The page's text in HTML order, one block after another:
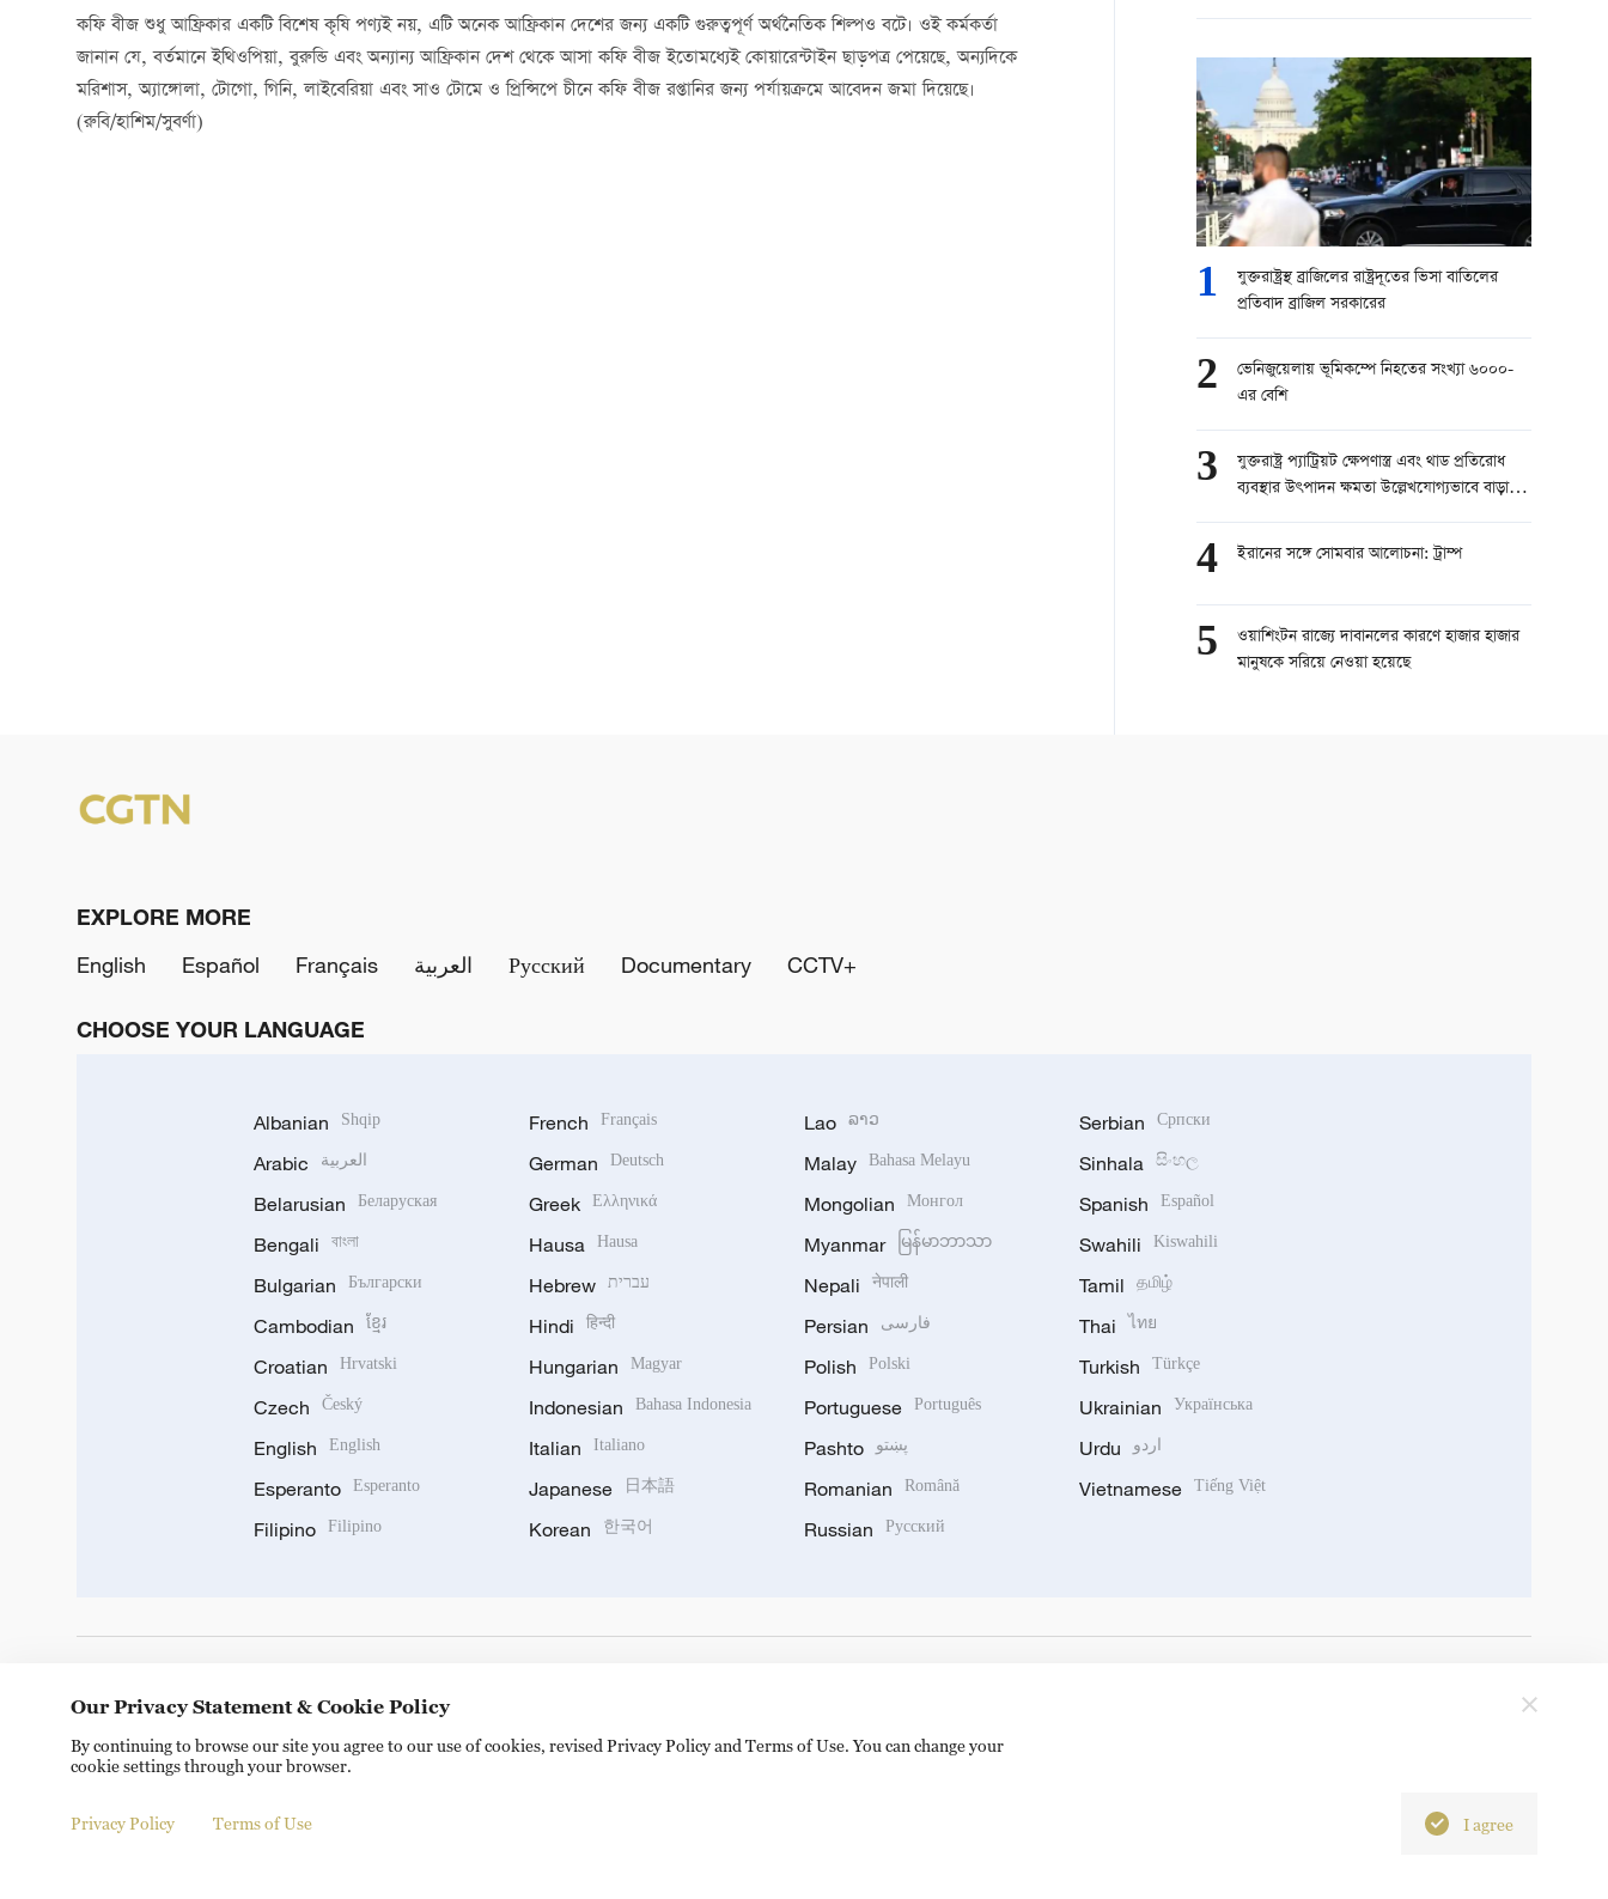
কফি বীজ শুধু আফ্রিকার একটি বিশেষ কৃষি পণ্যই নয়, এটি অনেক আফ্রিকান দেশের জন্য একটি গুরুত্বপূর্ণ অর্থনৈতিক শিল্পও বটে। ওই কর্মকর্তা
জানান যে, বর্তমানে ইথিওপিয়া, বুরুন্ডি এবং অন্যান্য আফ্রিকান দেশ থেকে আসা কফি বীজ ইতোমধ্যেই কোয়ারেন্টাইন ছাড়পত্র পেয়েছে, অন্যদিকে
মরিশাস, অ্যাঙ্গোলা, টোগো, গিনি, লাইবেরিয়া এবং সাও টোমে ও প্রিন্সিপে চীনে কফি বীজ রপ্তানির জন্য পর্যায়ক্রমে আবেদন জমা দিয়েছে।
(রুবি/হাশিম/সুবর্ণা)
1
যুক্তরাষ্ট্রস্থ ব্রাজিলের রাষ্ট্রদূতের ভিসা বাতিলের
প্রতিবাদ ব্রাজিল সরকারের
2
ভেনিজুয়েলায় ভূমিকম্পে নিহতের সংখ্যা ৬০০০-
এর বেশি
3
যুক্তরাষ্ট্র প্যাট্রিয়ট ক্ষেপণাস্ত্র এবং থাড প্রতিরোধ
ব্যবস্থার উৎপাদন ক্ষমতা উল্লেখযোগ্যভাবে বাড়াতে
4 ইরানের সঙ্গে সোমবার আলোচনা: ট্রাম্প
5
ওয়াশিংটন রাজ্যে দাবানলের কারণে হাজার হাজার
মানুষকে সরিয়ে নেওয়া হয়েছে
EXPLORE MORE
English
Español Français العربية Русский Documentary CCTV+
CHOOSE YOUR LANGUAGE
Albanian Shqip
Arabic العربية
Belarusian Беларуская
Bengali বাংলা
Bulgarian Български
Cambodian ខ្មែរ
Croatian Hrvatski
Czech Český
English English
Esperanto Esperanto
Filipino Filipino
French Français
German Deutsch
Greek Ελληνικά
Hausa Hausa
Hebrew עברית
Hindi हिन्दी
Hungarian Magyar
Indonesian Bahasa Indonesia
Italian Italiano
Japanese 日本語
Korean 한국어
Lao ລາວ
Malay Bahasa Melayu
Mongolian Монгол
Myanmar မြန်မာဘာသာ
Nepali नेपाली
Persian فارسی
Polish Polski
Portuguese Português
Pashto پښتو
Romanian Română
Russian Русский
Serbian Српски
Sinhala සිංහල
Spanish Español
Swahili Kiswahili
Tamil தமிழ்
Thai ไทย
Turkish Türkçe
Ukrainian Українська
Urdu اردو
Vietnamese Tiếng Việt
Copyright © 2024 CGTN. 京ICP备20000184号
Our Privacy Statement & Cookie Policy
By continuing to browse our site you agree to our use of cookies, revised Privacy Policy and Terms of Use. You can change your
cookie settings through your browser.
Privacy Policy Terms of Use I agree